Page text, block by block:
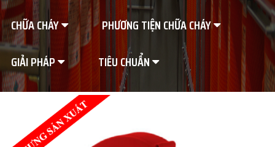
CHỮA CHÁY
PHƯƠNG TIỆN CHỮA CHÁY
GIẢI PHÁP
TIÊU CHUẨN